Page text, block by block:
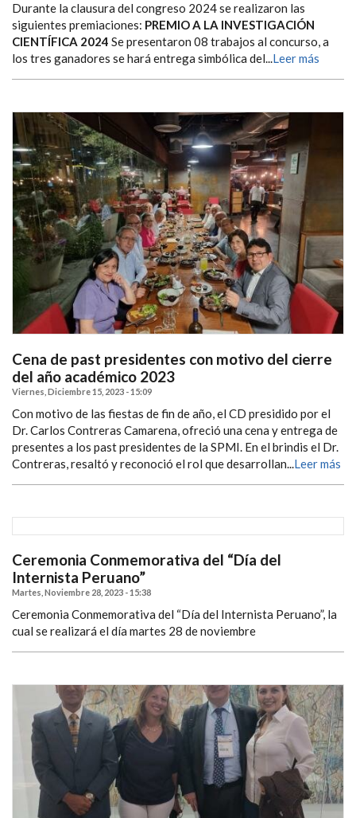
Durante la clausura del congreso 2024 se realizaron las
siguientes premiaciones: PREMIO A LA INVESTIGACIÓN
CIENTÍFICA 2024 Se presentaron 08 trabajos al concurso, a
los tres ganadores se hará entrega simbólica del...Leer más
Cena de past presidentes con motivo del cierre
del año académico 2023
Viernes, Diciembre 15, 2023 - 15:09
Con motivo de las fiestas de fin de año, el CD presidido por el
Dr. Carlos Contreras Camarena, ofreció una cena y entrega de
presentes a los past presidentes de la SPMI. En el brindis el Dr.
Contreras, resaltó y reconoció el rol que desarrollan...Leer más
Ceremonia Conmemorativa del “Día del
Internista Peruano”
Martes, Noviembre 28, 2023 - 15:38
Ceremonia Conmemorativa del “Día del Internista Peruano”, la
cual se realizará el día martes 28 de noviembre